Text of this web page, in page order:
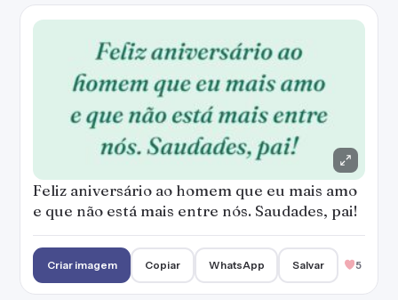
Feliz aniversário ao homem que eu mais amo
e que não está mais entre nós. Saudades, pai!
Criar imagem Copiar WhatsApp Salvar 5